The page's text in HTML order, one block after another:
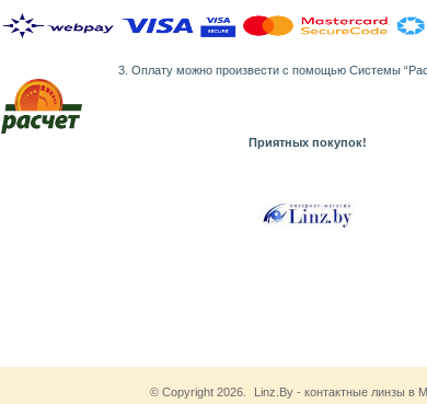
3. Оплату можно произвести с помощью Системы
Приятных покупок!
© Copyright 2026. Linz.By - контактные линзы в